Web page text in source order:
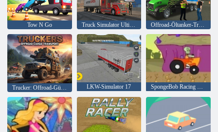
Tow N Go Truck Simulator Ultimate 3D Offroad-Öltanker-Transporter-LKW-Simulator
LKW-Simulator 17 SpongeBob Racing Turnier